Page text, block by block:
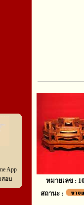
App
สอบ
หมายเลข :
สถานะ :